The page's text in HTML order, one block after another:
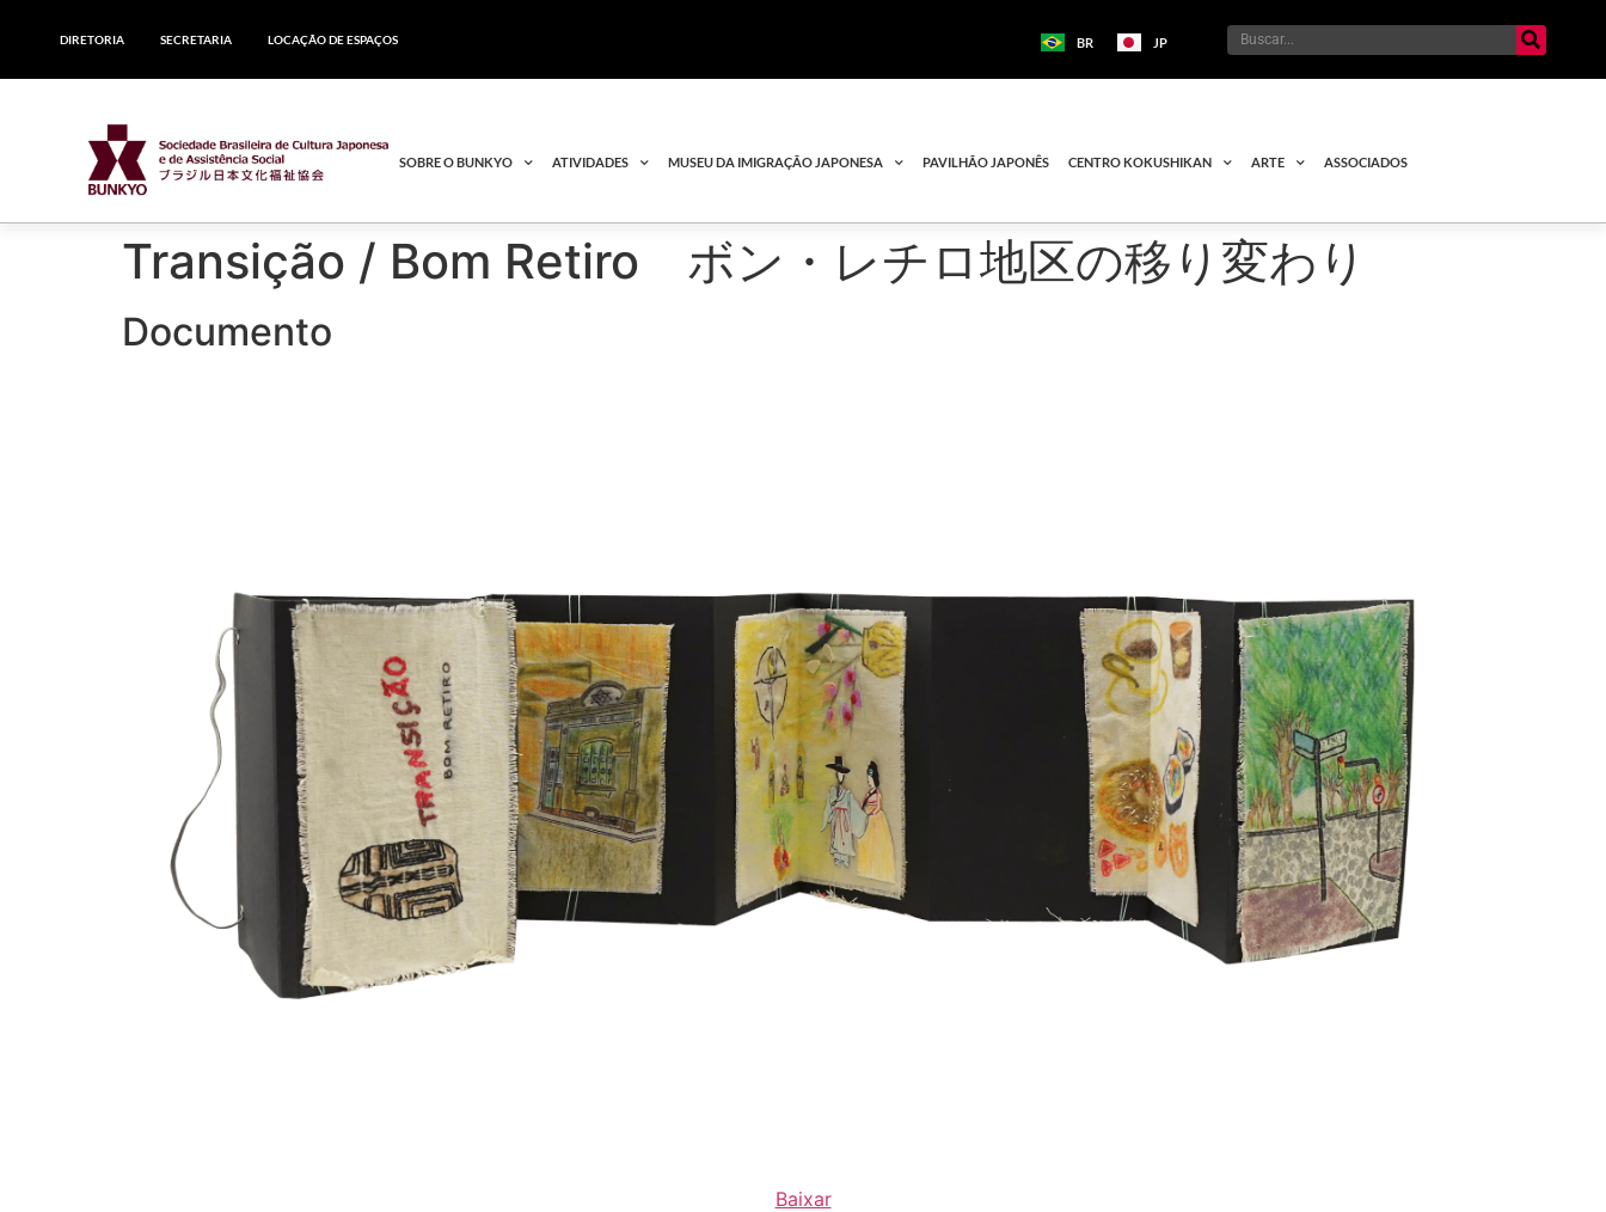
DIRETORIA SECRETARIA LOCAÇÃO DE ESPAÇOS BR JP
SOBRE O BUNKYO ATIVIDADES MUSEU DA IMIGRAÇÃO JAPONESA PAVILHÃO JAPONÊS CENTRO KOKUSHIKAN ARTE ASSOCIADOS
Transição / Bom Retiro ボン・レチロ地区の移り変わり
Documento
Baixar